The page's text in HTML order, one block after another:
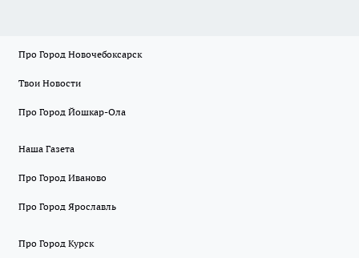
Про Город Новочебоксарск
Твои Новости
Про Город Йошкар-Ола
Наша Газета
Про Город Иваново
Про Город Ярославль
Про Город Курск